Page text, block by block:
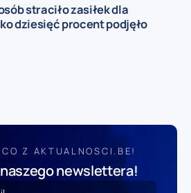
straciło zasiłek dla
dziesięć procent podjęło
Z AKTUALNOSCI.BE!
newslettera!